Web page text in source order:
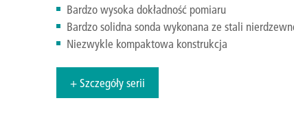
Bardzo wysoka dokładność pomiaru
Bardzo solidna sonda wykonana ze stali
Niezwykle kompaktowa konstrukcja
+ Szczegóły serii